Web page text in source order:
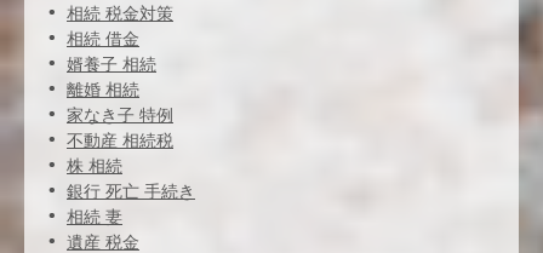
相続 税金対策
相続 借金
婿養子 相続
離婚 相続
家なき子 特例
不動産 相続税
株 相続
銀行 死亡 手続き
相続 妻
遺産 税金